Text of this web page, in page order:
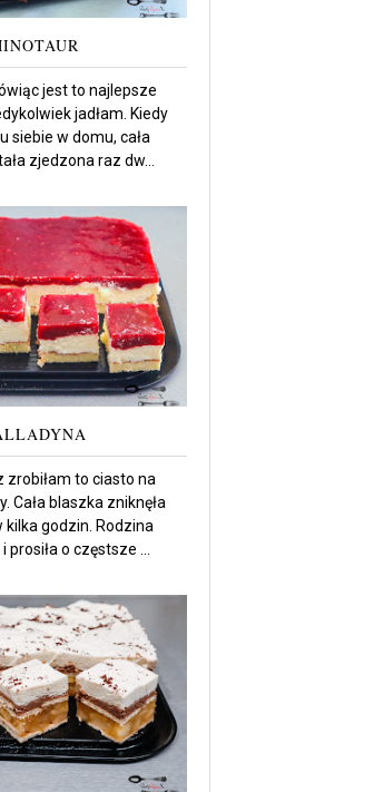
jest to najlepsze
jadłam. Kiedy
siebie w domu, cała
zjedzona raz dw...
zrobiłam to ciasto na
Cała blaszka zniknęła
kilka godzin. Rodzina
prosiła o częstsze ...